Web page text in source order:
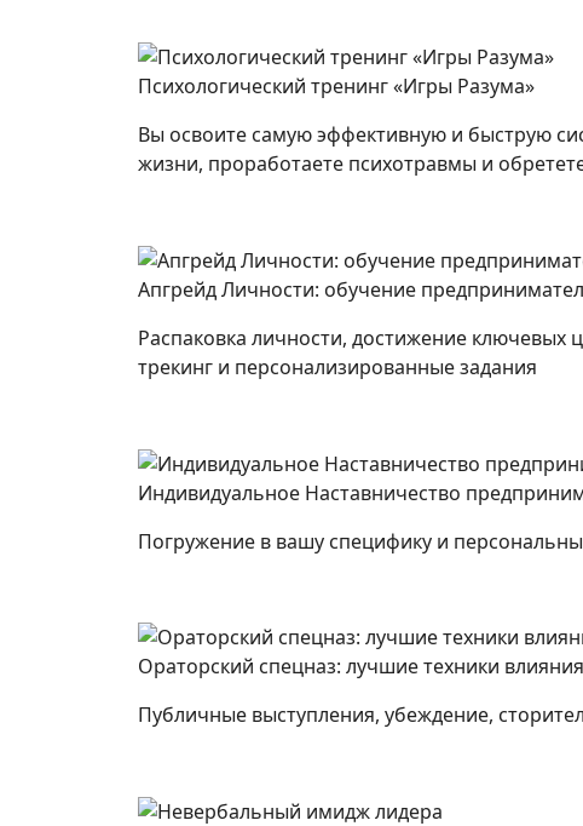
Психологический тренинг «Игры Разума»
Вы освоите самую эффективную и быструю
жизни, проработаете психотравмы и
Апгрейд Личности: обучение
Распаковка личности, достижение
трекинг и персонализированные задания
Индивидуальное Наставничество
Погружение в вашу специфику и
Ораторский спецназ: лучшие техники влияния
Публичные выступления, убеждение,